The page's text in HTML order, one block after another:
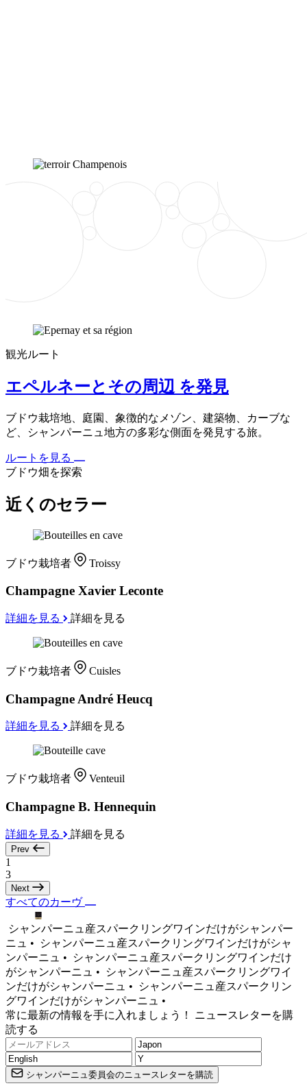
観光ルート
エペルネーとその周辺 を発見
ブドウ栽培地、庭園、象徴的なメゾン、建築物、カーブな
ど、シャンパーニュ地方の多彩な側面を発見する旅。
ルートを見る
ブドウ畑を探索
近くのセラー
ブドウ栽培者 Troissy
Champagne Xavier Leconte
詳細を見る 詳細を見る
ブドウ栽培者 Cuisles
Champagne André Heucq
詳細を見る 詳細を見る
ブドウ栽培者 Venteuil
Champagne B. Hennequin
詳細を見る 詳細を見る
Prev
1
3
Next
すべてのカーヴ
シャンパーニュ産スパークリングワインだけがシャンパー
ニュ •
シャンパーニュ産スパークリングワインだけがシャ
ンパーニュ •
シャンパーニュ産スパークリングワインだけ
がシャンパーニュ •
シャンパーニュ産スパークリングワイ
ンだけがシャンパーニュ •
シャンパーニュ産スパークリン
グワインだけがシャンパーニュ •
常に最新の情報を手に入れましょう！ ニュースレターを購
読する
シャンパーニュ委員会のニュースレターを購読